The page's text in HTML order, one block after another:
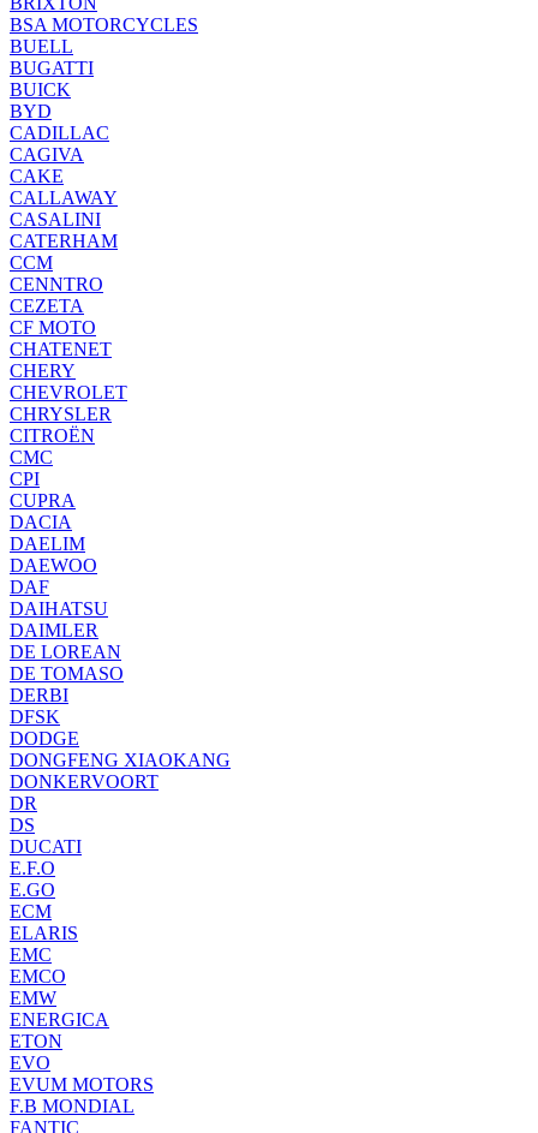
BSA MOTORCYCLES
BUELL
BUGATTI
BUICK
BYD
CADILLAC
CAGIVA
CAKE
CALLAWAY
CASALINI
CATERHAM
CCM
CENNTRO
CEZETA
CF MOTO
CHATENET
CHERY
CHEVROLET
CHRYSLER
CITROËN
CMC
CPI
CUPRA
DACIA
DAELIM
DAEWOO
DAF
DAIHATSU
DAIMLER
DE LOREAN
DE TOMASO
DERBI
DFSK
DODGE
DONGFENG XIAOKANG
DONKERVOORT
DR
DS
DUCATI
E.F.O
E.GO
ECM
ELARIS
EMC
EMCO
EMW
ENERGICA
ETON
EVO
EVUM MOTORS
F.B MONDIAL
FANTIC